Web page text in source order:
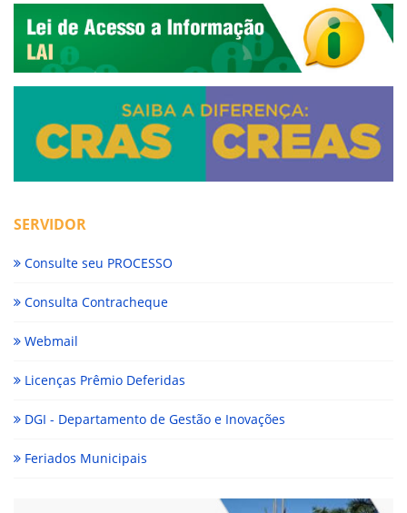
SERVIDOR
Consulte seu PROCESSO
Consulta Contracheque
Webmail
Licenças Prêmio Deferidas
DGI - Departamento de Gestão e Inovações
Feriados Municipais